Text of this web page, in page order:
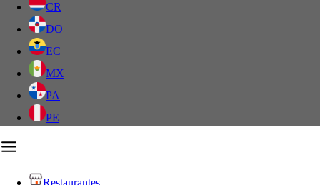
CR
DO
EC
MX
PA
PE
Restaurantes